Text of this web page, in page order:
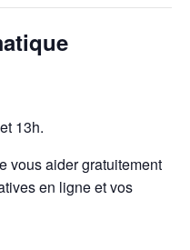
13h.
vous aider gratuitement
en ligne et vos